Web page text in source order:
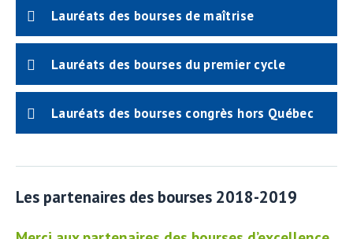
Lauréats des bourses de maîtrise
Lauréats des bourses du premier cycle
Lauréats des bourses congrès hors Québec
Les partenaires des bourses 2018-2019